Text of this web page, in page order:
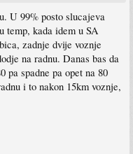
U 99% posto slucajeva
temp, kada idem u SA
zadnje dvije voznje
na radnu. Danas bas da
pa spadne pa opet na 80
i to nakon 15km voznje,